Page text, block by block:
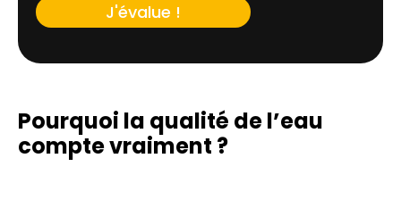
J'évalue !
Pourquoi la qualité de l’eau
compte vraiment ?